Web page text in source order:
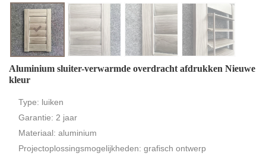
Aluminium sluiter-verwarmde overdracht afdrukken Nieuwe
kleur
Type: luiken
Garantie: 2 jaar
Materiaal: aluminium
Projectoplossingsmogelijkheden: grafisch ontwerp